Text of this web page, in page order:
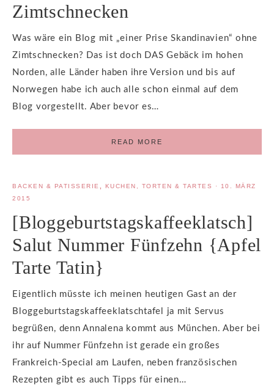
Zimtschnecken
Was wäre ein Blog mit „einer Prise Skandinavien“ ohne
Zimtschnecken? Das ist doch DAS Gebäck im hohen
Norden, alle Länder haben ihre Version und bis auf
Norwegen habe ich auch alle schon einmal auf dem
Blog vorgestellt. Aber bevor es…
READ MORE
BACKEN & PATISSERIE KUCHEN, TORTEN & TARTES ·
10. MÄRZ
2015
[Bloggeburtstagskaffeeklatsch]
Salut Nummer Fünfzehn {Apfel
Tarte Tatin}
Eigentlich müsste ich meinen heutigen Gast an der
Bloggeburtstagskaffeeklatschtafel ja mit Servus
begrüßen, denn Annalena kommt aus München. Aber bei
ihr auf Nummer Fünfzehn ist gerade ein großes
Frankreich-Special am Laufen, neben französischen
Rezepten gibt es auch Tipps für einen…